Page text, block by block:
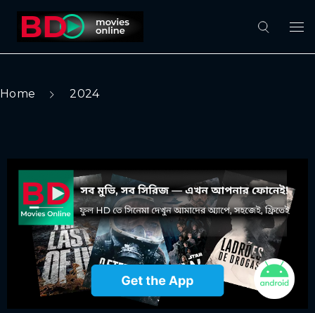
Home 2024